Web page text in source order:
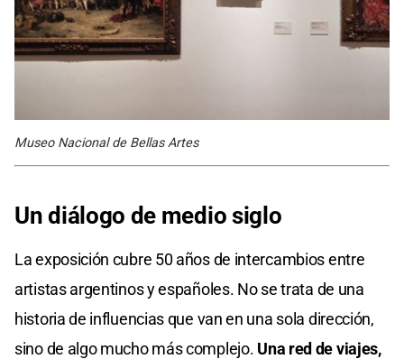
Museo Nacional de Bellas Artes
Un diálogo de medio siglo
La exposición cubre 50 años de intercambios entre
artistas argentinos y españoles. No se trata de una
historia de influencias que van en una sola dirección,
sino de algo mucho más complejo. Una red de viajes,